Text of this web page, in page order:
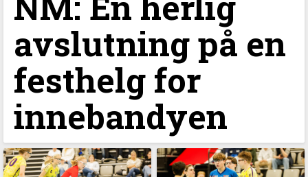
avslutning på en
festhelg for
innebandyen